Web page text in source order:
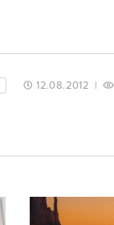
12.08.2012 |